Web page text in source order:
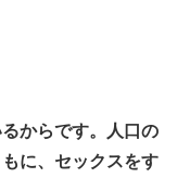
からです。人口の
に、セックスをす